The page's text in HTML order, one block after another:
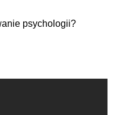
psychologii?